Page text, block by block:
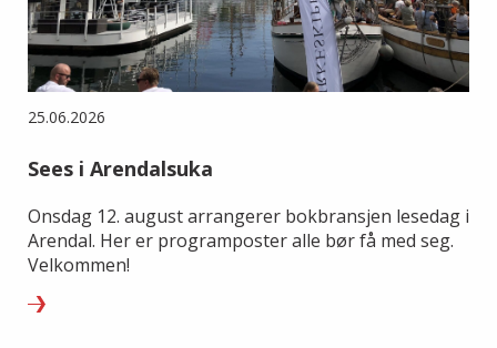
25.06.2026
Sees i Arendalsuka
Onsdag 12. august arrangerer bokbransjen lesedag i
Arendal. Her er programposter alle bør få med seg.
Velkommen!